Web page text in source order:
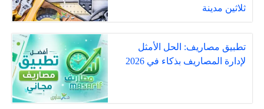
ثلاثين مدينة
تطبيق مصاريف: الحل الأمثل
لإدارة المصاريف بذكاء في 2026